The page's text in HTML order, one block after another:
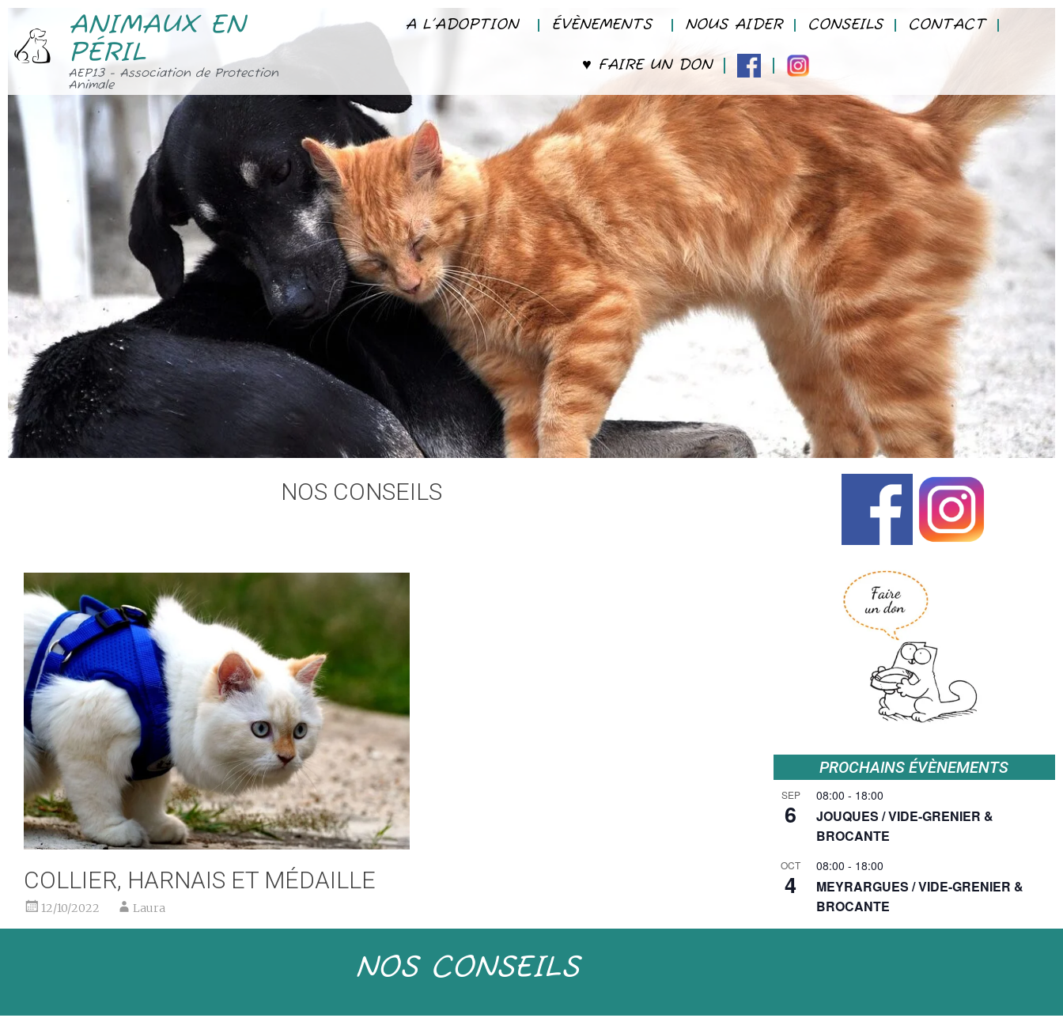
ANIMAUX EN
PÉRIL
AEP13 - Association de Protection
Animale
A L’ADOPTION ÉVÈNEMENTS NOUS AIDER CONSEILS CONTACT
♥ FAIRE UN DON FACEBOOKINSTAGRAM
NOS CONSEILS
COLLIER, HARNAIS ET MÉDAILLE
12/10/2022 Laura
NOS CONSEILS
PROCHAINS ÉVÈNEMENTS
SEP
6
08:00 - 18:00
JOUQUES / VIDE-GRENIER &
BROCANTE
OCT
4
08:00 - 18:00
MEYRARGUES / VIDE-GRENIER &
BROCANTE